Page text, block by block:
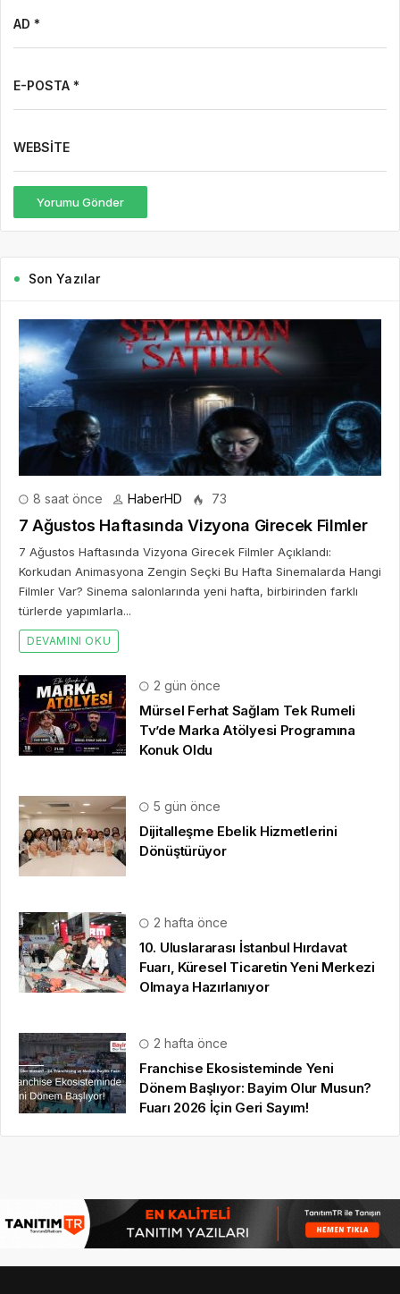
AD *
E-POSTA *
WEBSITE
Yorumu Gönder
Son Yazılar
8 saat önce HaberHD 73
7 Ağustos Haftasında Vizyona Girecek Filmler
7 Ağustos Haftasında Vizyona Girecek Filmler Açıklandı:
Korkudan Animasyona Zengin Seçki Bu Hafta Sinemalarda Hangi
Filmler Var? Sinema salonlarında yeni hafta, birbirinden farklı
türlerde yapımlarla...
DEVAMINI OKU
2 gün önce
Mürsel Ferhat Sağlam Tek Rumeli
Tv’de Marka Atölyesi Programına
Konuk Oldu
5 gün önce
Dijitalleşme Ebelik Hizmetlerini
Dönüştürüyor
2 hafta önce
10. Uluslararası İstanbul Hırdavat
Fuarı, Küresel Ticaretin Yeni Merkezi
Olmaya Hazırlanıyor
2 hafta önce
Franchise Ekosisteminde Yeni
Dönem Başlıyor: Bayim Olur Musun?
Fuarı 2026 İçin Geri Sayım!